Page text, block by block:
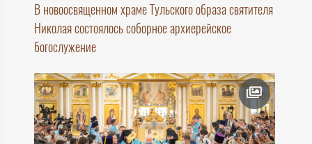
В новоосвященном храме Тульского образа святителя
Николая состоялось соборное архиерейское
богослужение